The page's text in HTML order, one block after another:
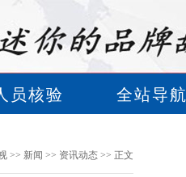
员核验 全站导航
>> 新闻 >> 资讯动态 >> 正文